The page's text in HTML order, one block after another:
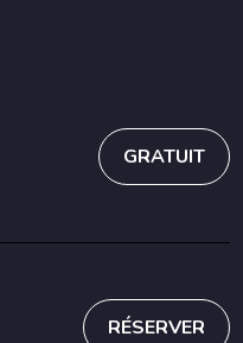
GRATUIT
RÉSERVER